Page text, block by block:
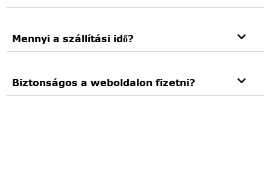
Mennyi a szállítási idő?
Biztonságos a weboldalon fizetni?